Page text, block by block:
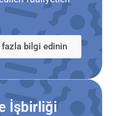
fazla bilgi edinin
İşbirliği